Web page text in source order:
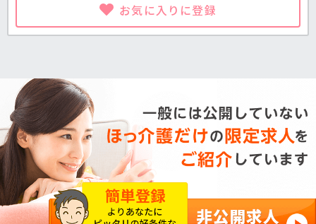
お気に入りに登録